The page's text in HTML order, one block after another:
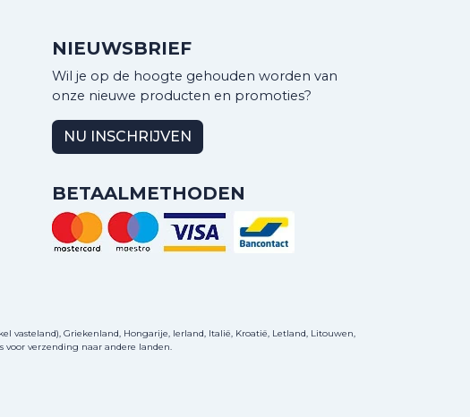
NIEUWSBRIEF
Wil je op de hoogte gehouden worden van
onze nieuwe producten en promoties?
NU INSCHRIJVEN
BETAALMETHODEN
vasteland), Griekenland, Hongarije, Ierland, Italië, Kroatië, Letland, Litouwen,
voor verzending naar andere landen.